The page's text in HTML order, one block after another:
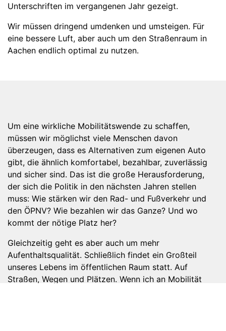
Unterschriften im vergangenen Jahr gezeigt.
Wir müssen dringend umdenken und umsteigen. Für
eine bessere Luft, aber auch um den Straßenraum in
Aachen endlich optimal zu nutzen.
Um eine wirkliche Mobilitätswende zu schaffen,
müssen wir möglichst viele Menschen davon
überzeugen, dass es Alternativen zum eigenen Auto
gibt, die ähnlich komfortabel, bezahlbar, zuverlässig
und sicher sind. Das ist die große Herausforderung,
der sich die Politik in den nächsten Jahren stellen
muss: Wie stärken wir den Rad- und Fußverkehr und
den ÖPNV? Wie bezahlen wir das Ganze? Und wo
kommt der nötige Platz her?
Gleichzeitig geht es aber auch um mehr
Aufenthaltsqualität. Schließlich findet ein Großteil
unseres Lebens im öffentlichen Raum statt. Auf
Straßen, Wegen und Plätzen. Wenn ich an Mobilität